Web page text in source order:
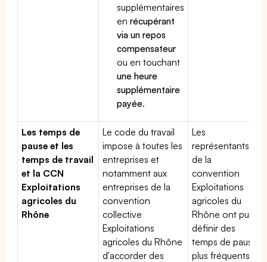
supplémentaires
enrécupérant
via un repos
compensateur
ou en touchant
une heure
supplémentaire
payée.
Les temps de
pause et les
temps de travail
et la CCN
Exploitations
agricoles du
Rhône
Le code du travail
impose à toutes les
entreprises et
notamment aux
entreprises de la
convention
collective
Exploitations
agricoles du Rhône
d'accorder des
Les
représentants
de la
convention
Exploitations
agricoles du
Rhône ont pu
définir des
temps de pause
plus fréquents